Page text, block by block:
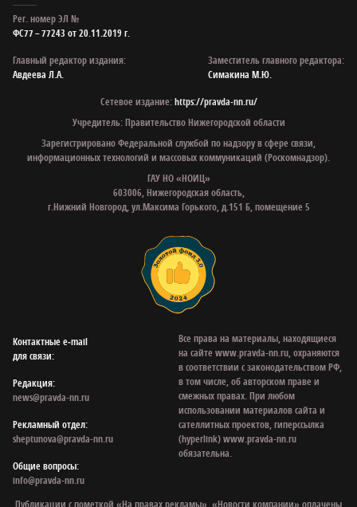
Рег. номер ЭЛ №
ФС77 – 77243 от 20.11.2019 г.
Главный редактор издания:
Авдеева Л.А.
Заместитель главного редактора:
Симакина М.Ю.
Сетевое издание:https://pravda-nn.ru/
Учредитель: Правительство Нижегородской области
Зарегистрировано Федеральной службой по надзору в сфере связи,
информационных технологий и массовых коммуникаций (Роскомнадзор).
ГАУ НО «НОИЦ»
603006, Нижегородская область,
г.Нижний Новгород, ул.Максима Горького, д.151 Б, помещение 5
Контактные e‑mail
для связи:
Редакция:
news@pravda-nn.ru
Рекламный отдел:
sheptunova@pravda-nn.ru
Общие вопросы:
info@pravda-nn.ru
Все права на материалы, находящиеся
на сайте www.pravda-nn.ru, охраняются
в соответствии с законодательством РФ,
в том числе, об авторском праве и
смежных правах. При любом
использовании материалов сайта и
сателлитных проектов, гиперссылка
(hyperlink) www.pravda-nn.ru
обязательна.